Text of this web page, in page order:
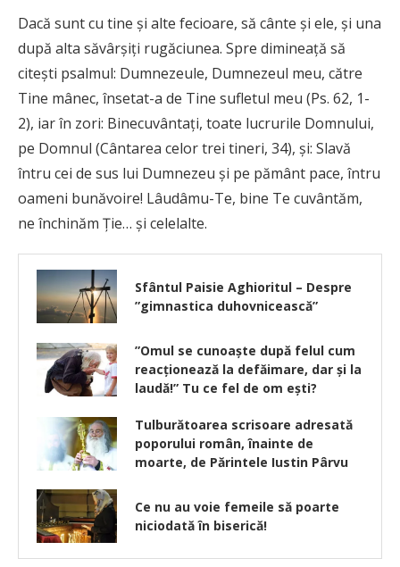
Dacă sunt cu tine şi alte fecioare, să cânte şi ele, şi una
după alta săvârşiţi rugăciunea. Spre dimineaţă să
citeşti psalmul: Dumnezeule, Dumnezeul meu, către
Tine mânec, însetat-a de Tine sufletul meu (Ps. 62, 1-
2), iar în zori: Binecuvântaţi, toate lucrurile Domnului,
pe Domnul (Cântarea celor trei tineri, 34), şi: Slavă
întru cei de sus lui Dumnezeu şi pe pământ pace, întru
oameni bunăvoire! Lâudâmu-Te, bine Te cuvântăm,
ne închinăm Ţie… şi celelalte.
Sfântul Paisie Aghioritul – Despre
”gimnastica duhovnicească”
”Omul se cunoaște după felul cum
reacționează la defăimare, dar și la
laudă!” Tu ce fel de om ești?
Tulburătoarea scrisoare adresată
poporului român, înainte de
moarte, de Părintele Iustin Pârvu
Ce nu au voie femeile să poarte
niciodată în biserică!